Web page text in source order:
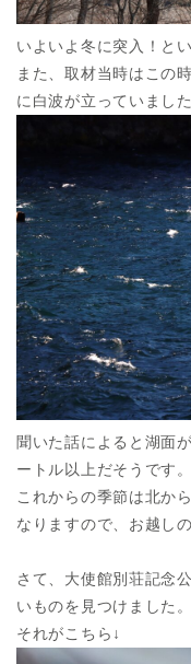
いよいよ冬に突入！と
また、取材当時はこの
に白波が立っていました
聞いた話によると湖面
ートル以上だそうです。
これからの季節は北か
なりますので、お越し
さて、大使館別荘記念
いものを見つけました。
それがこちら↓